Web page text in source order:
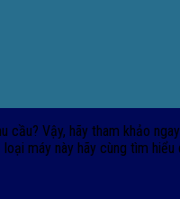
cầu? Vậy, hãy tham khảo
máy này hãy cùng tìm hiểu